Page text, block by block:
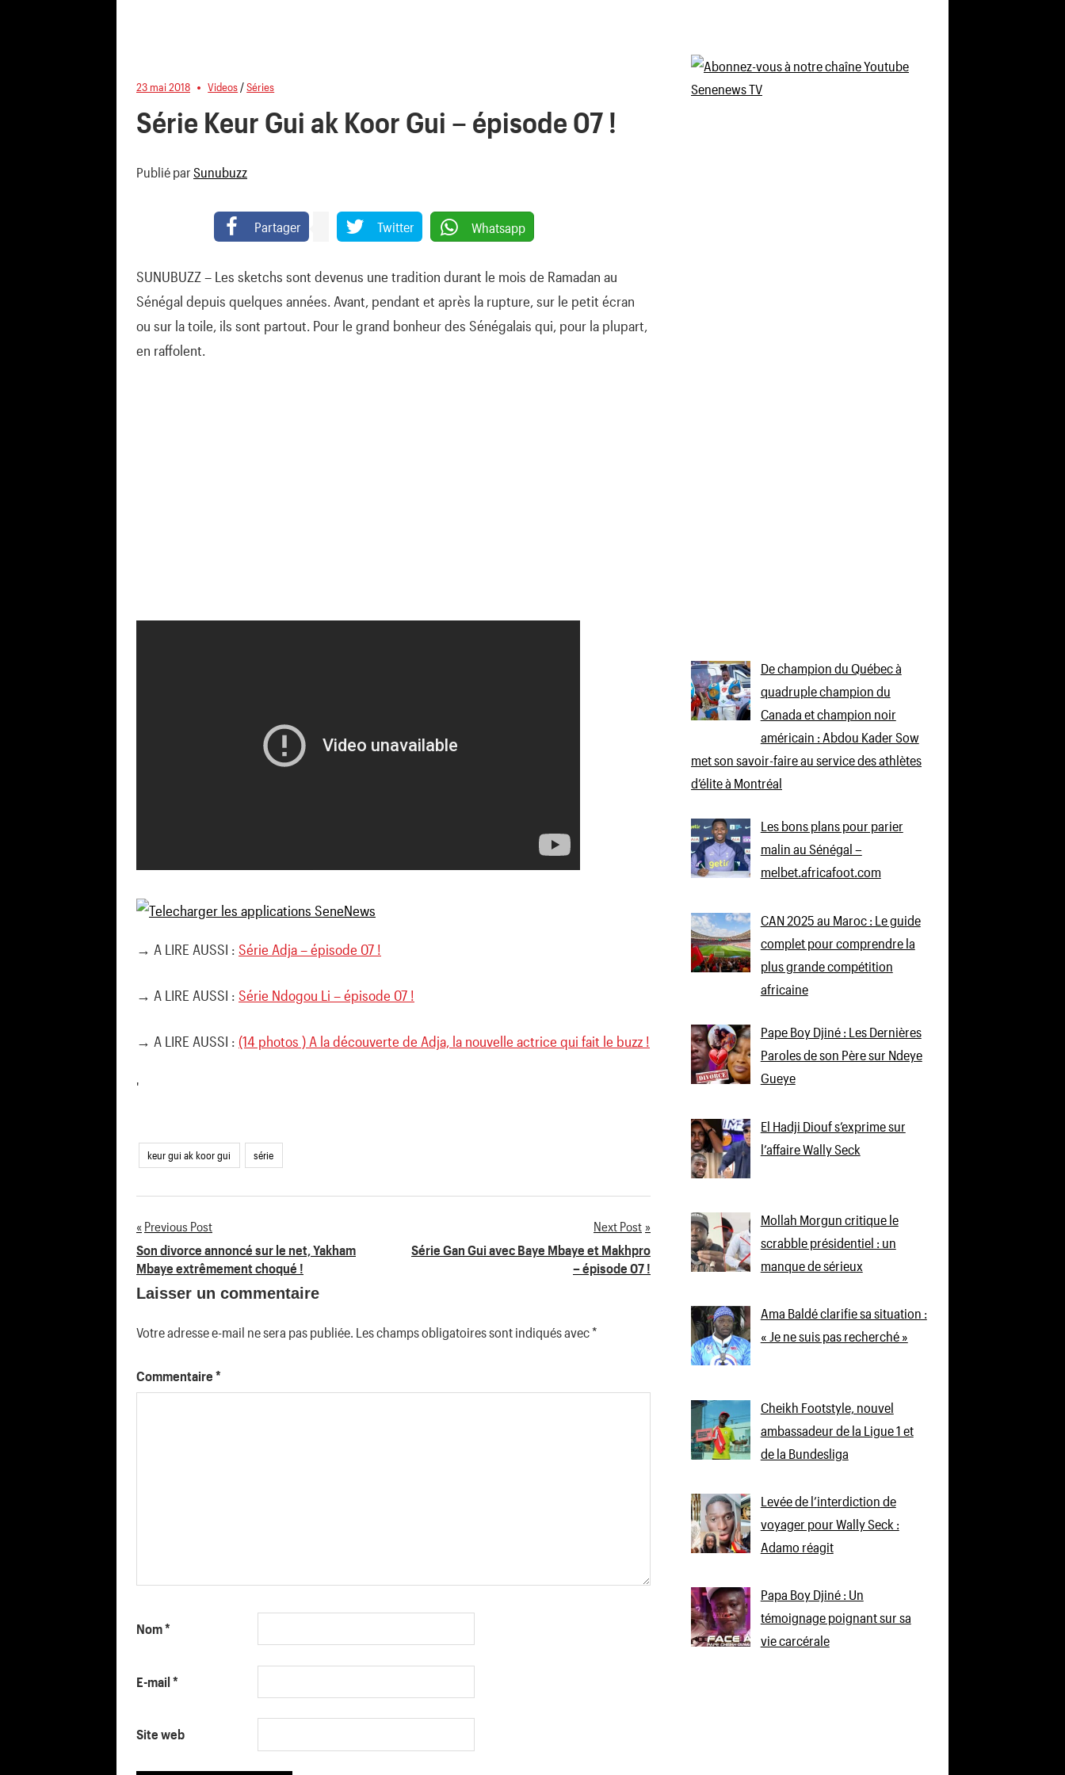
23 mai 2018 Videos /Séries
Série Keur Gui ak Koor Gui – épisode 07 !
Publié par Sunubuzz
Partager Twitter Whatsapp
SUNUBUZZ – Les sketchs sont devenus une tradition durant le mois de Ramadan au
Sénégal depuis quelques années. Avant, pendant et après la rupture, sur le petit écran
ou sur la toile, ils sont partout. Pour le grand bonheur des Sénégalais qui, pour la plupart,
en raffolent.
→ A LIRE AUSSI : Série Adja – épisode 07 !
→ A LIRE AUSSI : Série Ndogou Li – épisode 07 !
→ A LIRE AUSSI : (14 photos ) A la découverte de Adja, la nouvelle actrice qui fait le buzz !
'
keur gui ak koor gui série
Navigation
de
Previous Post
Son divorce annoncé sur le net, Yakham
Mbaye extrêmement choqué !
Next Post
Série Gan Gui avec Baye Mbaye et Makhpro
– épisode 07 !
Laisser un commentaire
Votre adresse e-mail ne sera pas publiée. Les champs obligatoires sont indiqués avec*
Commentaire *
Nom*
E-mail *
Site web
De champion du Québec à
quadruple champion du
Canada et champion noir
américain : Abdou Kader Sow
met son savoir-faire au service des athlètes
d’élite à Montréal
Les bons plans pour parier
malin au Sénégal –
melbet.africafoot.com
CAN 2025 au Maroc : Le guide
complet pour comprendre la
plus grande compétition
africaine
Pape Boy Djiné : Les Dernières
Paroles de son Père sur Ndeye
Gueye
El Hadji Diouf s’exprime sur
l’affaire Wally Seck
Mollah Morgun critique le
scrabble présidentiel : un
manque de sérieux
Ama Baldé clarifie sa situation :
« Je ne suis pas recherché »
Cheikh Footstyle, nouvel
ambassadeur de la Ligue 1 et
de la Bundesliga
Levée de l’interdiction de
voyager pour Wally Seck :
Adamo réagit
Papa Boy Djiné : Un
témoignage poignant sur sa
vie carcérale